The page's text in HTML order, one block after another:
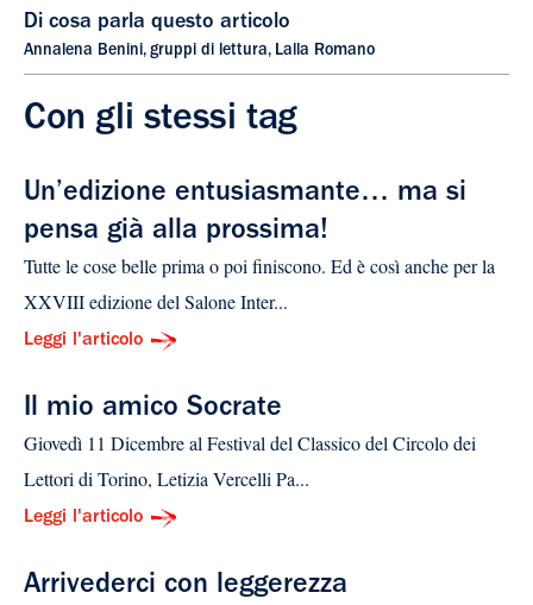
Di cosa parla questo articolo
Annalena Benini, gruppi di lettura, Lalla Romano
Con gli stessi tag
Un’edizione entusiasmante… ma si
pensa già alla prossima!
Tutte le cose belle prima o poi finiscono. Ed è così anche per la
XXVIII edizione del Salone Inter...
Leggi l'articolo
Il mio amico Socrate
Giovedì 11 Dicembre al Festival del Classico del Circolo dei
Lettori di Torino, Letizia Vercelli Pa...
Leggi l'articolo
Arrivederci con leggerezza